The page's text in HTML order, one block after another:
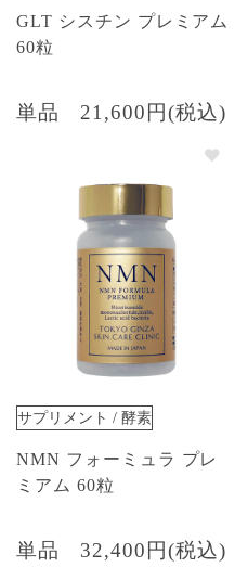
GLT シスチン プレミアム
60粒
単品 21,600円(税込)
サプリメント / 酵素
NMN フォーミュラ プレ
ミアム 60粒
単品 32,400円(税込)